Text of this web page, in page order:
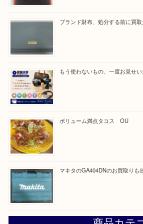
COACHのバッグのお買取り
ブランド財布、処分する前に